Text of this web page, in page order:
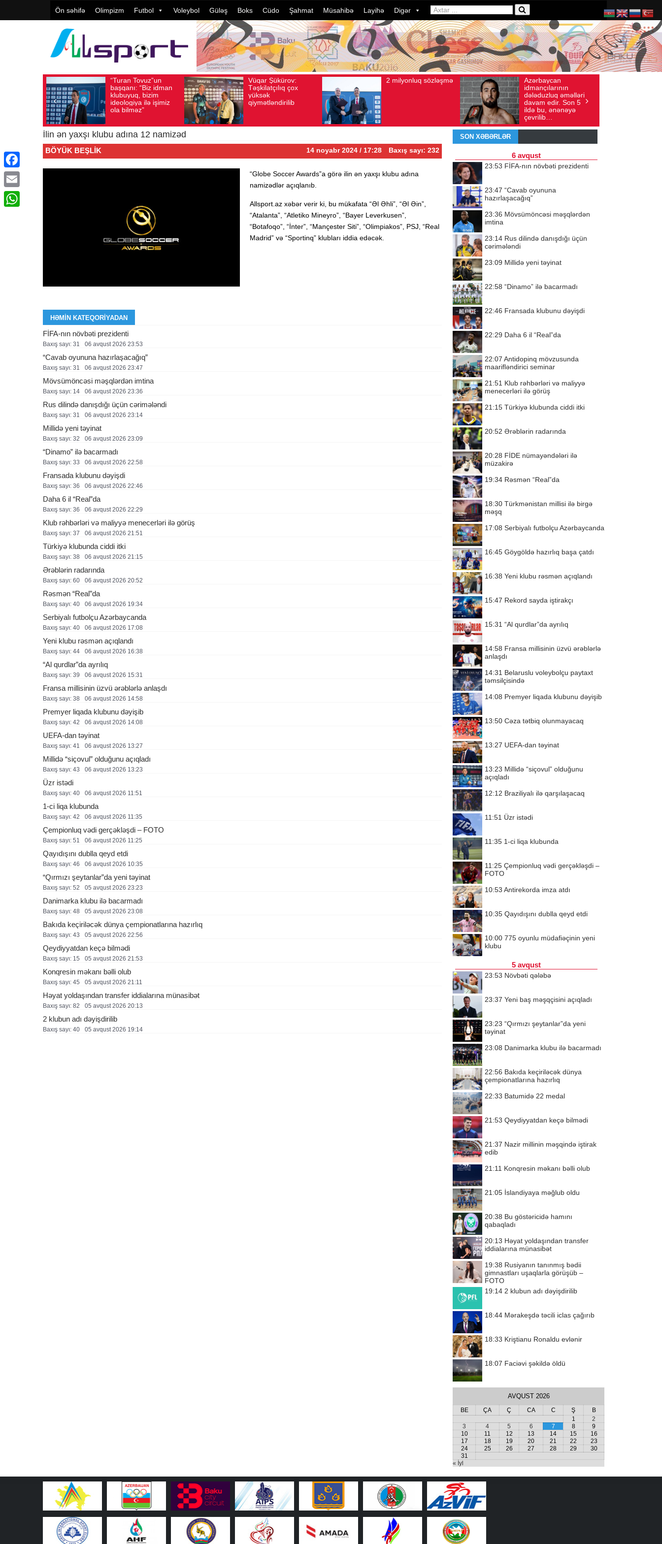
Ön səhifə Olimpizm Futbol Voleybol Güləş Boks Cüdo Şahmat Müsahibə Layihə Digər
“Turan Tovuz”un
başqanı: “Biz idman
klubuyuq, bizim
ideologiya ilə işimiz
ola bilməz”
Baxış sayı: 186
Vüqar Şükürov:
Təşkilatçılıq çox
yüksək
qiymətləndirilib
Baxış sayı: 106
Avqust 05, 2026 2 milyonluq sözləşmə
Baxış sayı: 80
Azərbaycan
idmançılarının
dələduzluq əməlləri
davam edir. Son 5
ildə bu, ənənəyə
çevrilib…
Baxış sayı: 136
Avqust 04, 2026
İlin ən yaxşı klubu adına 12 namizəd
BÖYÜK BEŞLIK 14 noyabr 2024 / 17:28 Baxış sayı: 232
“Globe Soccer Awards”a görə ilin ən yaxşı klubu adına
namizədlər açıqlanıb.
Allsport.az xəbər verir ki, bu mükafata “Əl Əhli”, “Əl Əin”,
“Atalanta”, “Atletiko Mineyro”, “Bayer Leverkusen”,
“Botafoqo”, “İnter”, “Mançester Siti”, “Olimpiakos”, PSJ, “Real
Madrid” və “Sportinq” klubları iddia edəcək.
HƏMIN KATEQORIYADAN
FİFA-nın növbəti prezidenti
Baxış sayı: 31 06 avqust 2026 23:53
“Cavab oyununa hazırlaşacağıq”
Baxış sayı: 31 06 avqust 2026 23:47
Mövsümöncəsi məşqlərdən imtina
Baxış sayı: 14 06 avqust 2026 23:36
Rus dilində danışdığı üçün cərimələndi
Baxış sayı: 31 06 avqust 2026 23:14
Millidə yeni təyinat
Baxış sayı: 32 06 avqust 2026 23:09
“Dinamo” ilə bacarmadı
Baxış sayı: 33 06 avqust 2026 22:58
Fransada klubunu dəyişdi
Baxış sayı: 36 06 avqust 2026 22:46
Daha 6 il “Real”da
Baxış sayı: 36 06 avqust 2026 22:29
Klub rəhbərləri və maliyyə menecerləri ilə görüş
Baxış sayı: 37 06 avqust 2026 21:51
Türkiyə klubunda ciddi itki
Baxış sayı: 38 06 avqust 2026 21:15
Ərəblərin radarında
Baxış sayı: 60 06 avqust 2026 20:52
Rəsmən “Real”da
Baxış sayı: 40 06 avqust 2026 19:34
Serbiyalı futbolçu Azərbaycanda
Baxış sayı: 40 06 avqust 2026 17:08
Yeni klubu rəsmən açıqlandı
Baxış sayı: 44 06 avqust 2026 16:38
“Al qurdlar”da ayrılıq
Baxış sayı: 39 06 avqust 2026 15:31
Fransa millisinin üzvü ərəblərlə anlaşdı
Baxış sayı: 38 06 avqust 2026 14:58
Premyer liqada klubunu dəyişib
Baxış sayı: 42 06 avqust 2026 14:08
UEFA-dan təyinat
Baxış sayı: 41 06 avqust 2026 13:27
Millidə “siçovul” olduğunu açıqladı
Baxış sayı: 43 06 avqust 2026 13:23
Üzr istədi
Baxış sayı: 40 06 avqust 2026 11:51
1-ci liqa klubunda
Baxış sayı: 42 06 avqust 2026 11:35
Çempionluq vədi gerçəkləşdi – FOTO
Baxış sayı: 51 06 avqust 2026 11:25
Qayıdışını dublla qeyd etdi
Baxış sayı: 46 06 avqust 2026 10:35
“Qırmızı şeytanlar”da yeni təyinat
Baxış sayı: 52 05 avqust 2026 23:23
Danimarka klubu ilə bacarmadı
Baxış sayı: 48 05 avqust 2026 23:08
Bakıda keçiriləcək dünya çempionatlarına hazırlıq
Baxış sayı: 43 05 avqust 2026 22:56
Qeydiyyatdan keçə bilmədi
Baxış sayı: 15 05 avqust 2026 21:53
Konqresin məkanı bəlli olub
Baxış sayı: 45 05 avqust 2026 21:11
Həyat yoldaşından transfer iddialarına münasibət
Baxış sayı: 82 05 avqust 2026 20:13
2 klubun adı dəyişdirilib
Baxış sayı: 40 05 avqust 2026 19:14
SON XƏBƏRLƏR
6 avqust
23:53 FİFA-nın növbəti prezidenti
23:47 “Cavab oyununa
hazırlaşacağıq”
23:36 Mövsümöncəsi məşqlərdən
imtina
23:14 Rus dilində danışdığı üçün
cərimələndi
23:09 Millidə yeni təyinat
22:58 “Dinamo” ilə bacarmadı
22:46 Fransada klubunu dəyişdi
22:29 Daha 6 il “Real”da
22:07 Antidopinq mövzusunda
maarifləndirici seminar
21:51 Klub rəhbərləri və maliyyə
menecerləri ilə görüş
21:15 Türkiyə klubunda ciddi itki
20:52 Ərəblərin radarında
20:28 FİDE nümayəndələri ilə
müzakirə
19:34 Rəsmən “Real”da
18:30 Türkmənistan millisi ilə birgə
məşq
17:08 Serbiyalı futbolçu Azərbaycanda
16:45 Göygöldə hazırlıq başa çatdı
16:38 Yeni klubu rəsmən açıqlandı
15:47 Rekord sayda iştirakçı
15:31 “Al qurdlar”da ayrılıq
14:58 Fransa millisinin üzvü ərəblərlə
anlaşdı
14:31 Belaruslu voleybolçu paytaxt
təmsilçisində
14:08 Premyer liqada klubunu dəyişib
13:50 Cəza tətbiq olunmayacaq
13:27 UEFA-dan təyinat
13:23 Millidə “siçovul” olduğunu
açıqladı
12:12 Braziliyalı ilə qarşılaşacaq
11:51 Üzr istədi
11:35 1-ci liqa klubunda
11:25 Çempionluq vədi gerçəkləşdi –
FOTO
10:53 Antirekorda imza atdı
10:35 Qayıdışını dublla qeyd etdi
10:00 775 oyunlu müdafiəçinin yeni
klubu
5 avqust
23:53 Növbəti qələbə
23:37 Yeni baş məşqçisini açıqladı
23:23 “Qırmızı şeytanlar”da yeni
təyinat
23:08 Danimarka klubu ilə bacarmadı
22:56 Bakıda keçiriləcək dünya
çempionatlarına hazırlıq
22:33 Batumidə 22 medal
21:53 Qeydiyyatdan keçə bilmədi
21:37 Nazir millinin məşqində iştirak
edib
21:11 Konqresin məkanı bəlli olub
21:05 İslandiyaya məğlub oldu
20:38 Bu göstəricidə hamını
qabaqladı
20:13 Həyat yoldaşından transfer
iddialarına münasibət
19:38 Rusiyanın tanınmış bədii
gimnastları uşaqlarla görüşüb –
FOTO
19:14 2 klubun adı dəyişdirilib
18:44 Mərakeşdə təcili iclas çağırıb
18:33 Kriştianu Ronaldu evlənir
18:07 Faciəvi şəkildə öldü
AVQUST 2026
BE ÇA Ç CA C Ş
B
1
2
3
4 5 6 7 8
9
10
11 12 13 14 15
16
17
18 19 20 21 22
23
24
25 26 27 28 29
30
31
« İyl
Facebook
Email